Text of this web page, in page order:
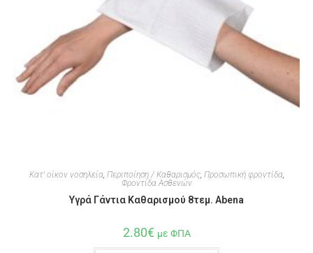
Κατ' οίκον νοσηλεία Περιποίηση / Καθαρισμός, Προσωπική φροντίδα
Φροντίδα Ασθενών
Υγρά Γάντια Καθαρισμού 8τεμ. Abena
2.80€ με ΦΠΑ